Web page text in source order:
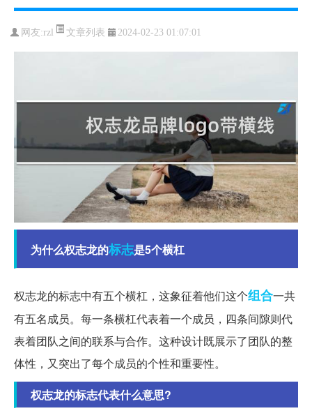
网友:rzl 文章列表 2024-02-23 01:07:01
为什么权志龙的标志是5个横杠
权志龙的标志中有五个横杠，这象征着他们这个组合一共
有五名成员。每一条横杠代表着一个成员，四条间隙则代
表着团队之间的联系与合作。这种设计既展示了团队的整
体性，又突出了每个成员的个性和重要性。
权志龙的标志代表什么意思?